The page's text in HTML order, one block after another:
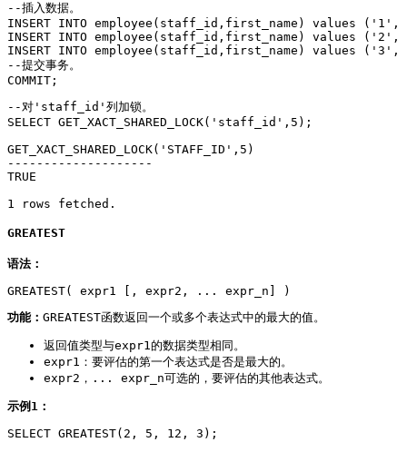
--插入数据。
INSERT INTO employee(staff_id,first_name) values
INSERT INTO employee(staff_id,first_name) values
INSERT INTO employee(staff_id,first_name) values
--提交事务。
COMMIT;
--对'staff_id'列加锁。
SELECT GET_XACT_SHARED_LOCK('staff_id',5);
GET_XACT_SHARED_LOCK('STAFF_ID',5)
--------------------
TRUE
1 rows fetched.
GREATEST
语法：
GREATEST( expr1 [, expr2, ... expr_n] )
功能： GREATEST函数返回一个或多个表达式中的最大的值。
返回值类型与expr1的数据类型相同。
expr1：要评估的第一个表达式是否是最大的。
expr2，... expr_n可选的，要评估的其他表达式。
示例1：
SELECT GREATEST(2, 5, 12, 3);